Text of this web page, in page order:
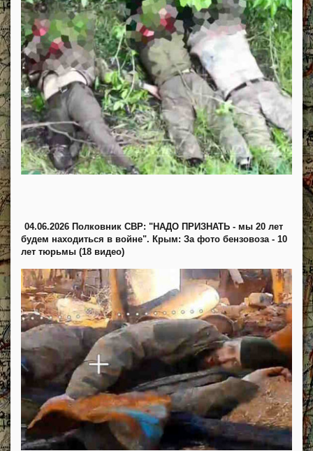
04.06.2026 Полковник СВР: "НАДО ПРИЗНАТЬ - мы 20 лет
будем находиться в войне". Крым: За фото бензовоза - 10
лет тюрьмы (18 видео)